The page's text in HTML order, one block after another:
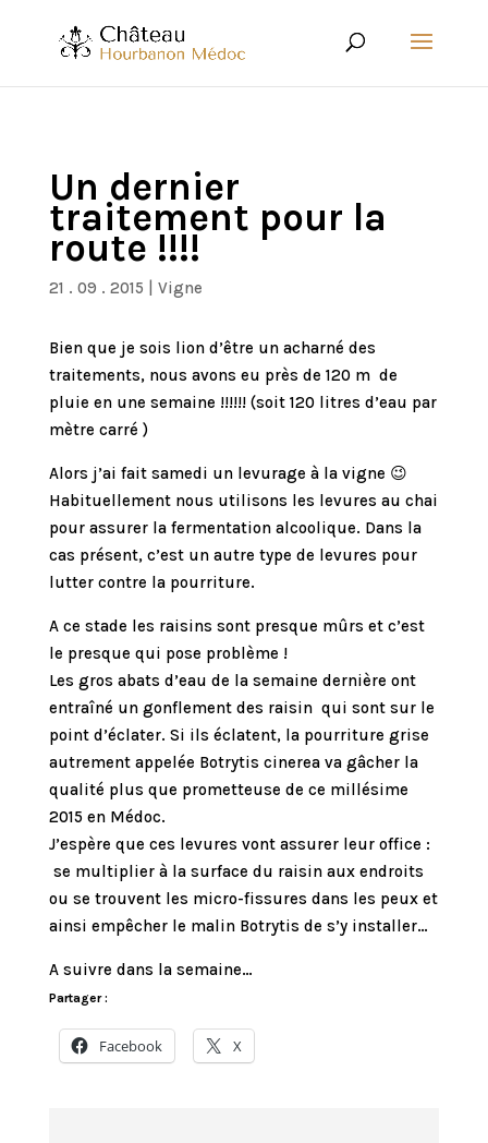
Un dernier
traitement pour la
route !!!!
21 . 09 . 2015 Vigne
Bien que je sois lion d’être un acharné des
traitements, nous avons eu près de 120 m de
pluie en une semaine !!!!!! (soit 120 litres d’eau par
mètre carré )
Alors j’ai fait samedi un levurage à la vigne 😉
Habituellement nous utilisons les levures au chai
pour assurer la fermentation alcoolique. Dans la
cas présent, c’est un autre type de levures pour
lutter contre la pourriture.
A ce stade les raisins sont presque mûrs et c’est
le presque qui pose problème !
Les gros abats d’eau de la semaine dernière ont
entraîné un gonflement des raisin qui sont sur le
point d’éclater. Si ils éclatent, la pourriture grise
autrement appelée Botrytis cinerea va gâcher la
qualité plus que prometteuse de ce millésime
2015 en Médoc.
J’espère que ces levures vont assurer leur office :
se multiplier à la surface du raisin aux endroits
ou se trouvent les micro-fissures dans les peux et
ainsi empêcher le malin Botrytis de s’y installer…
A suivre dans la semaine…
Partager :
Facebook X